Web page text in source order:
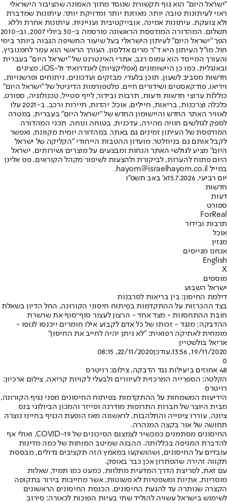
"ישראל היום" הוא גוף תקשורת שנוסד מתוך האמונה שהציבור הישראלי
ראוי לעיתונות טובה יותר, מאוזנת יותר ומדויקת יותר. עיתונות שמדברת
ולא צועקת. עיתונות אמינה, אובייקטיבית ועניינית. עיתונות אחרת וללא
תשלום. המהדורה המודפסת הראשונה פורסמה ב-30 ביולי 2007, וב-2010
הפך "ישראל היום" לעיתון הישראלי בעל שיעור החשיפה הגבוה ביותר בימי
חול. מו"ל העיתון היא ד"ר מרים אדלסון. העורך הראשי הוא עמר לחמנוביץ,
והעורך המייסד הוא עמוס רגב. אתרי האינטרנט של "ישראל היום" בעברית
ובאנגלית, כמו כן היישומונים (אפליקציות) לאנדרואיד ול-iOS, מציגים
חדשות מסביב לשעון, תוכן בלעדי, מבזקים ועדכונים, ניתוחים ופרשנויות,
וידיאו, פודקאסטים ושידורים חיים. פלטפורמות הדיגיטל של "ישראל היום"
כוללות ערוצי חדשות ודעות, תרבות ובידור, לייף סטייל, טכנולוגיה, ספורט,
כלכלה וצרכנות, בריאות, חיילים, אוכל, יהדות, תיירות ורכב. ב-2021 עלו
לאוויר האתר החדש והיישומון החדש של "ישראל היום" בעברית, במטרה
לספק לגולשים חוויה מהירה, עדכנית, בטוחה ונוחה. תכני המהדורה
המודפסת של העיתון זמינים גם באתר, במהדורה יומית מקוונת, ואפשר
לקבל אותם גם בניוזלטר. מועדון ההטבות הייחודי "הקליקה של ישראל
היום" מציע לגולשי האתר הנחות ומבצעים על מוצרים ושירותים. ישראל
היום פתוח להערות, לביקורת ולהצעות לשיפור מקהל הקוראים. פנו אלינו
במייל hayom@israelhayom.co.il.
יום רביעי, 15.7.2026
א' באב תשפ"ו
חדשות
דעות
ספורט
ForReal
תרבות ובידור
אוכל
מגזין
אנחנו מגייסים
English
X
מוספים
ישראל השבוע
דילמת החיסון: בין בריאות לסרבנות
בצד ההכרזות על ההתקדמות בפיתוח חיסוני הקורונה, החל הדיון בשאלת
חובת ההתחסנות • מצד אחד - הרצון לעצור סוף־סוף את שרשרת
ההדבקה; מנגד - זכותו של כל אדם לקבוע אילו חומרים ייכנסו לגופו •
מומחית לאתיקה רפואית: "לא ניתן יהיה לחייב את החיסון"
אריאל בולשטיין
19/11/2020, 13:56
,עודכן22/11/2020, 08:15
0
48 אחוזים ביעילות נגד הדבקה, צילום: רויטרס
הקלטה: הספרייה המרכזית לעיוורים ולבעלי לקויות קריאה, צילום ארכיון:
רויטרס
הידיעות המשמחות על ההתקדמות בפיתוח החיסונים מפני נגיף הקורונה,
מבית היוצר של חברות התרופות מודרנה ופייזר והמכון הביולוגי בנס
ציונה, עוררו ציפייה והתלהבות. לראשונה מאז הופעת הנגיף בחיינו נוצרה
תחושה של אור בקצה המנהרה.
החיסונים מסתמנים כמכשיר לצמצום הסיכונים של COVID-19, ואולי אף
להדברת המגיפה בכללותה. ההבנה שמיטב המוחות של כמה מדינות
עובדים על החיסונים, ושהושקעו במאמץ הזה תקציבים גדולים, מבססת
תקווה זהירה שהפתרון אכן כבר באופק.
עם זאת, לפריצת הדרך המדעית מתלוות, כמעט כמו תמיד, שאלות
מוסריות, אתיות ומשפטיות לא פשוטות, אשר מחייבות בירור בתקופה
הקצרה שנותרה עד להגעת החיסונים. הכנסת החיסונים הראשונים
לשימוש בישראל עשויה להוליד שתי בעיות הפוכות לכאורה: סירוב